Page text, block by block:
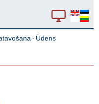
- Ūdens